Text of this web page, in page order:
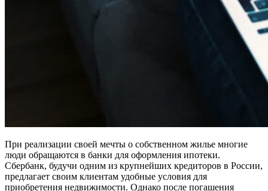
При реализации своей мечты о собственном жилье многие
люди обращаются в банки для оформления ипотеки.
Сбербанк, будучи одним из крупнейших кредиторов в России,
предлагает своим клиентам удобные условия для
приобретения недвижимости. Однако после погашения